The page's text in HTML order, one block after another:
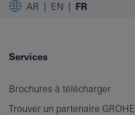
AR EN FR
Services
Brochures à télécharger
Trouver un partenaire GROHE